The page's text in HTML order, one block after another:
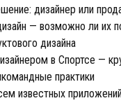
дизайнер или
— возможно ли их
дизайна
в Спортсе —
практики
известных приложений